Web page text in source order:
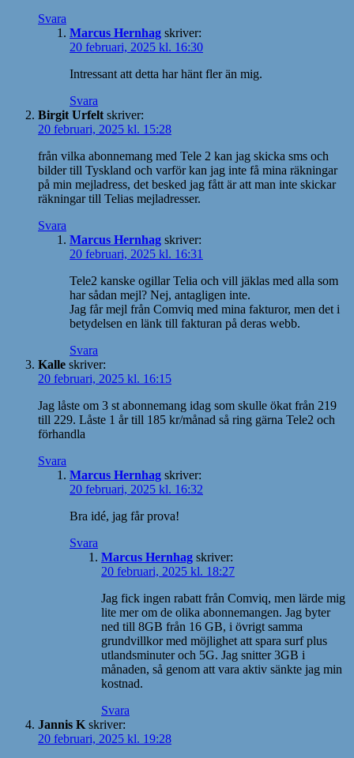
Svara
Marcus Hernhag skriver:
20 februari, 2025 kl. 16:30
Intressant att detta har hänt fler än mig.
Svara
Birgit Urfelt skriver:
20 februari, 2025 kl. 15:28
från vilka abonnemang med Tele 2 kan jag skicka sms och
bilder till Tyskland och varför kan jag inte få mina räkningar
på min mejladress, det besked jag fått är att man inte skickar
räkningar till Telias mejladresser.
Svara
Marcus Hernhag skriver:
20 februari, 2025 kl. 16:31
Tele2 kanske ogillar Telia och vill jäklas med alla som
har sådan mejl? Nej, antagligen inte.
Jag får mejl från Comviq med mina fakturor, men det i
betydelsen en länk till fakturan på deras webb.
Svara
Kalle skriver:
20 februari, 2025 kl. 16:15
Jag låste om 3 st abonnemang idag som skulle ökat från 219
till 229. Låste 1 år till 185 kr/månad så ring gärna Tele2 och
förhandla
Svara
Marcus Hernhag skriver:
20 februari, 2025 kl. 16:32
Bra idé, jag får prova!
Svara
Marcus Hernhag skriver:
20 februari, 2025 kl. 18:27
Jag fick ingen rabatt från Comviq, men lärde mig
lite mer om de olika abonnemangen. Jag byter
ned till 8GB från 16 GB, i övrigt samma
grundvillkor med möjlighet att spara surf plus
utlandsminuter och 5G. Jag snitter 3GB i
månaden, så genom att vara aktiv sänkte jag min
kostnad.
Svara
Jannis K skriver:
20 februari, 2025 kl. 19:28